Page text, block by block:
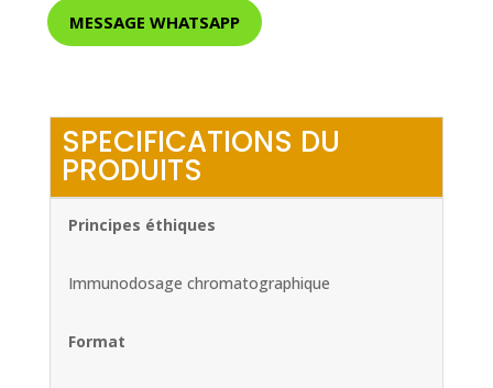
MESSAGE WHATSAPP
SPECIFICATIONS DU
PRODUITS
Principes éthiques
Immunodosage chromatographique
Format